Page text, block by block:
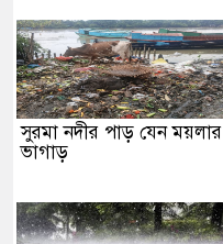
সুরমা নদীর পাড় যেন ময়লার
ভাগাড়